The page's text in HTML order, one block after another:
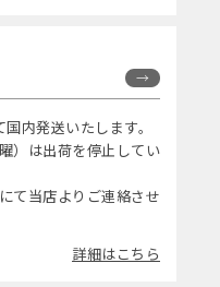
内発送いたします。
）は出荷を停止してい
て当店よりご連絡させ
詳細はこちら